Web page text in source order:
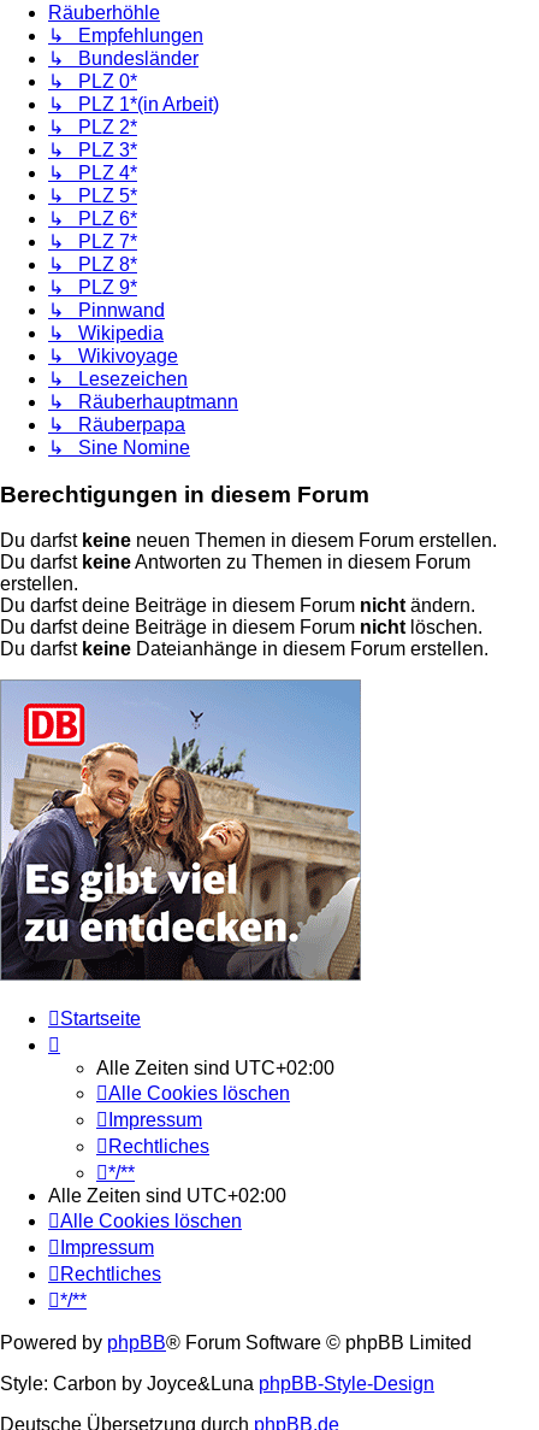
Räuberhöhle
↳ Empfehlungen
↳ Bundesländer
↳ PLZ 0*
↳ PLZ 1*(in Arbeit)
↳ PLZ 2*
↳ PLZ 3*
↳ PLZ 4*
↳ PLZ 5*
↳ PLZ 6*
↳ PLZ 7*
↳ PLZ 8*
↳ PLZ 9*
↳ Pinnwand
↳ Wikipedia
↳ Wikivoyage
↳ Lesezeichen
↳ Räuberhauptmann
↳ Räuberpapa
↳ Sine Nomine
Berechtigungen in diesem Forum
Du darfst keine neuen Themen in diesem Forum erstellen.
Du darfst keineAntworten zu Themen in diesem Forum
erstellen.
Du darfst deine Beiträge in diesem Forum nicht ändern.
Du darfst deine Beiträge in diesem Forum nicht löschen.
Du darfst keine Dateianhänge in diesem Forum erstellen.
Startseite
Alle Zeiten sind UTC+02:00
Alle Cookies löschen
Impressum
Rechtliches
*/**
Alle Zeiten sind UTC+02:00
Alle Cookies löschen
Impressum
Rechtliches
*/**
Powered by phpBB® Forum Software © phpBB Limited
Style: Carbon by Joyce&Luna phpBB-Style-Design
Deutsche Übersetzung durch phpBB.de